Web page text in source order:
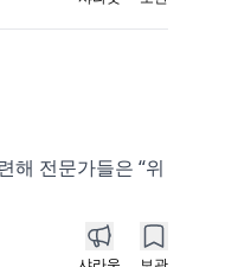
해 전문가들은 “위